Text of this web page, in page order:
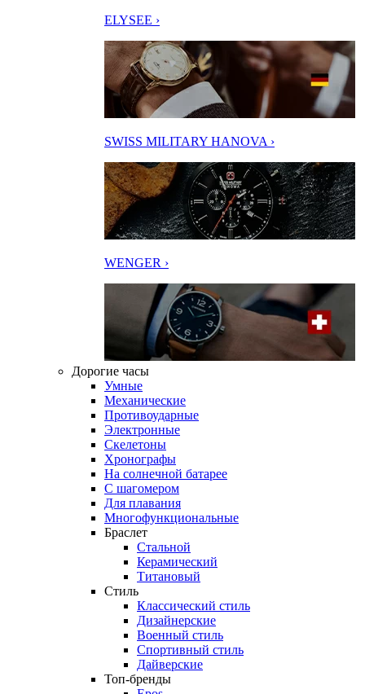
ELYSEE ›
SWISS MILITARY HANOVA ›
WENGER ›
Дорогие часы
Умные
Механические
Противоударные
Электронные
Скелетоны
Хронографы
На солнечной батарее
С шагомером
Для плавания
Многофункциональные
Браслет
Стальной
Керамический
Титановый
Стиль
Классический стиль
Дизайнерские
Военный стиль
Спортивный стиль
Дайверские
Топ-бренды